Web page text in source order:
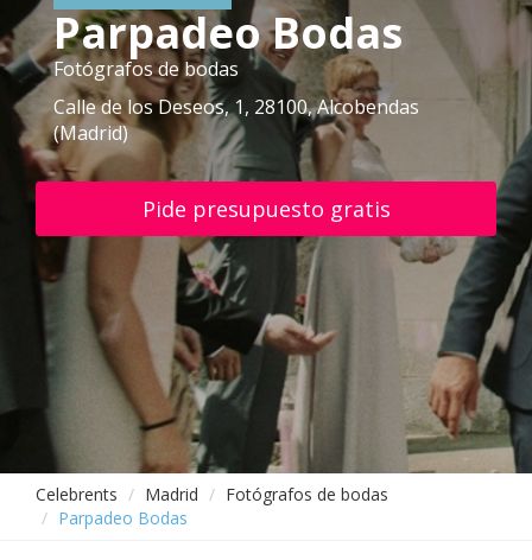
Parpadeo Bodas
Fotógrafos de bodas
Calle de los Deseos, 1, 28100, Alcobendas
(Madrid)
Pide presupuesto gratis
Celebrents Madrid
Fotógrafos de bodas
Parpadeo Bodas